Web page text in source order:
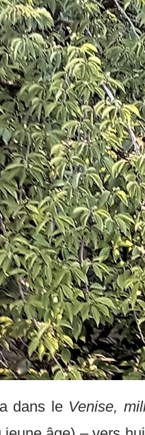
dans le Venise,